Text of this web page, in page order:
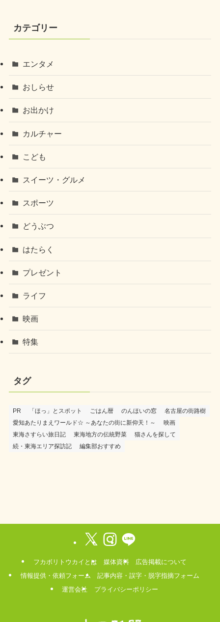
カテゴリー
エンタメ
おしらせ
お出かけ
カルチャー
こども
スイーツ・グルメ
スポーツ
どうぶつ
はたらく
プレゼント
ライフ
映画
特集
タグ
PR 「ほっ」とスポット ごはん暦 のんほいの窓
名古屋の街路樹
愛知あたりまえワールド☆ ～あなたの街に新仰天！～
映画
東海さすらい旅日記
東海地方の伝統野菜
猫さんを探して
続・東海エリア探訪記
編集部おすすめ
フカボリトウカイとは 媒体資料
広告掲載について
情報提供・依頼フォーム
記事内容・誤字・脱字指摘フォーム
運営会社
プライバシーポリシー